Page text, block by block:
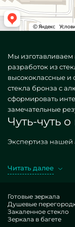
Мы
разработок из
высококлассные и
стекла бронза с
сформировать
замечательные
Чуть-чуть о
Экспертиза
желанию.
исполнения в
улавливаете, что
антикризисной
Читать далее
Готовые зеркала
Душевые
Закаленное стекло
Зеркала в багете